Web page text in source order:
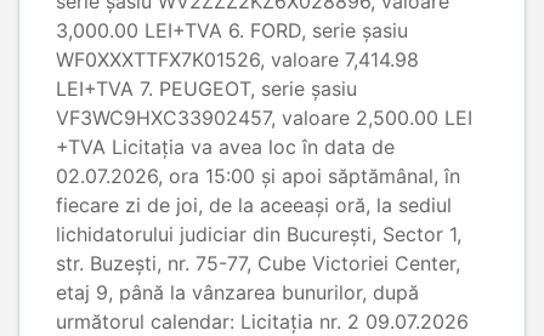
3,000.00 LEI+TVA 6. FORD, serie șasiu
WF0XXXTTFX7K01526, valoare 7,414.98
LEI+TVA 7. PEUGEOT, serie șasiu
VF3WC9HXC33902457, valoare 2,500.00 LEI
+TVA Licitaţia va avea loc în data de
02.07.2026, ora 15:00 şi apoi săptămânal, în
fiecare zi de joi, de la aceeaşi oră, la sediul
lichidatorului judiciar din București, Sector 1,
str. Buzești, nr. 75-77, Cube Victoriei Center,
etaj 9, până la vânzarea bunurilor, după
următorul calendar: Licitația nr. 2 09.07.2026